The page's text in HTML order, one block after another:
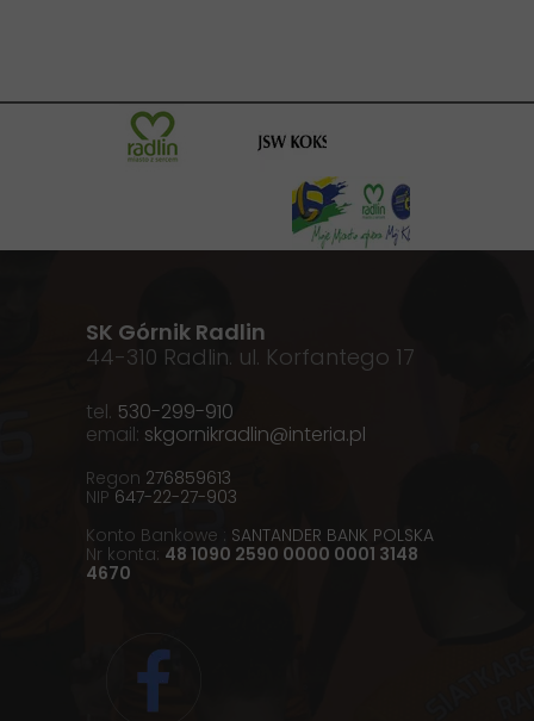
SK Górnik Radlin
44-310 Radlin. ul. Korfantego 17
tel. 530-299-910
email: skgornikradlin@interia.pl
Regon 276859613
NIP 647-22-27-903
Konto Bankowe : SANTANDER BANK POLSKA
Nr konta: 48 1090 2590 0000 0001 3148
4670